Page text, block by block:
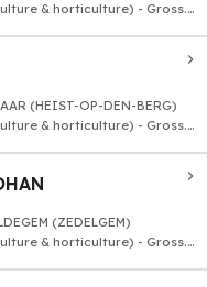
& horticulture) - Gross.
(HEIST-OP-DEN-BERG)
& horticulture) - Gross.
(ZEDELGEM)
& horticulture) - Gross.